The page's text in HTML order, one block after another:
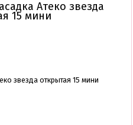
звезда открытая 15 мини